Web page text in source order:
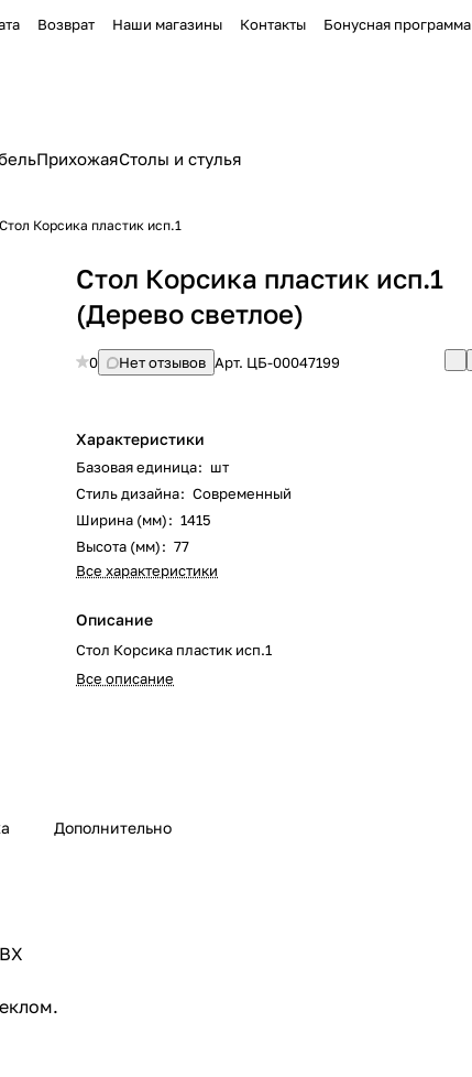
Возврат Наши магазины Контакты Бонусная программа
ПрихожаяСтолы и стулья
Стол Корсика пластик исп.1
Стол Корсика пластик исп.1
(Дерево светлое)
0 Нет отзывов Арт. ЦБ-00047199
Характеристики
Базовая единица: шт
Стиль дизайна: Современный
Ширина (мм): 1415
Высота (мм): 77
Все характеристики
Описание
Стол Корсика пластик исп.1
Все описание
Дополнительно